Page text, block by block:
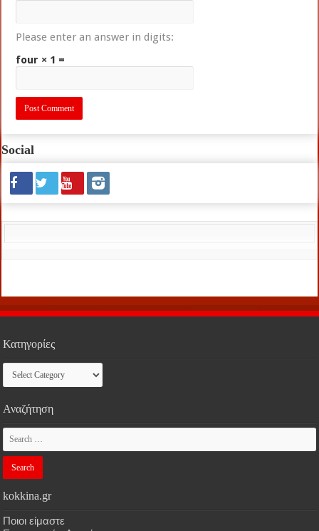
Please enter an answer in digits:
four × 1 =
Social
Κατηγορίες
Κατηγορίες
Αναζήτηση
kokkina.gr
Ποιοι είμαστε